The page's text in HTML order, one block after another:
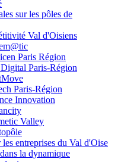
sur les pôles de
Val d'Oisiens
Paris Région
Paris-Région
Paris-Région
Innovation
Valley
entreprises du Val d'Oise
la dynamique